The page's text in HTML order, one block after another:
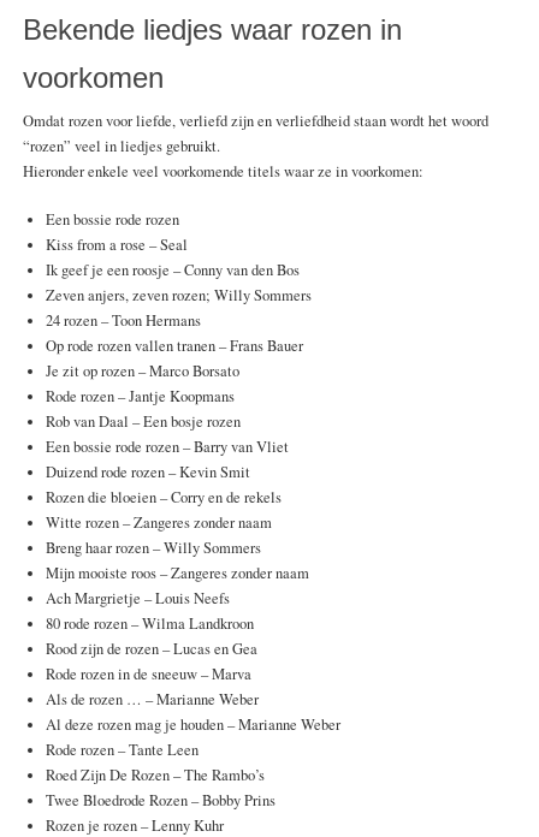
Bekende liedjes waar rozen in
voorkomen
Omdat rozen voor liefde, verliefd zijn en verliefdheid staan wordt het woord
“rozen” veel in liedjes gebruikt.
Hieronder enkele veel voorkomende titels waar ze in voorkomen:
Een bossie rode rozen
Kiss from a rose – Seal
Ik geef je een roosje – Conny van den Bos
Zeven anjers, zeven rozen; Willy Sommers
24 rozen – Toon Hermans
Op rode rozen vallen tranen – Frans Bauer
Je zit op rozen – Marco Borsato
Rode rozen – Jantje Koopmans
Rob van Daal – Een bosje rozen
Een bossie rode rozen – Barry van Vliet
Duizend rode rozen – Kevin Smit
Rozen die bloeien – Corry en de rekels
Witte rozen – Zangeres zonder naam
Breng haar rozen – Willy Sommers
Mijn mooiste roos – Zangeres zonder naam
Ach Margrietje – Louis Neefs
80 rode rozen – Wilma Landkroon
Rood zijn de rozen – Lucas en Gea
Rode rozen in de sneeuw – Marva
Als de rozen … – Marianne Weber
Al deze rozen mag je houden – Marianne Weber
Rode rozen – Tante Leen
Roed Zijn De Rozen – The Rambo’s
Twee Bloedrode Rozen – Bobby Prins
Rozen je rozen – Lenny Kuhr